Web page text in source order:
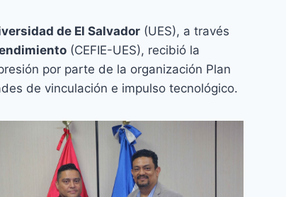
de El Salvador (UES), a través
(CEFIE-UES), recibió la
por parte de la organización Plan
de vinculación e impulso tecnológico.